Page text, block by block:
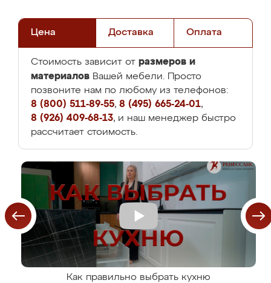
Цена Доставка Оплата
Стоимость зависит от размеров и
материалов Вашей мебели. Просто
позвоните нам по любому из телефонов:
8 (800) 511-89-55, 8 (495) 665-24-01,
8 (926) 409-68-13, и наш менеджер быстро
рассчитает стоимость.
Как правильно выбрать кухню